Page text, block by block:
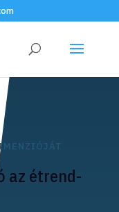
az étrend-